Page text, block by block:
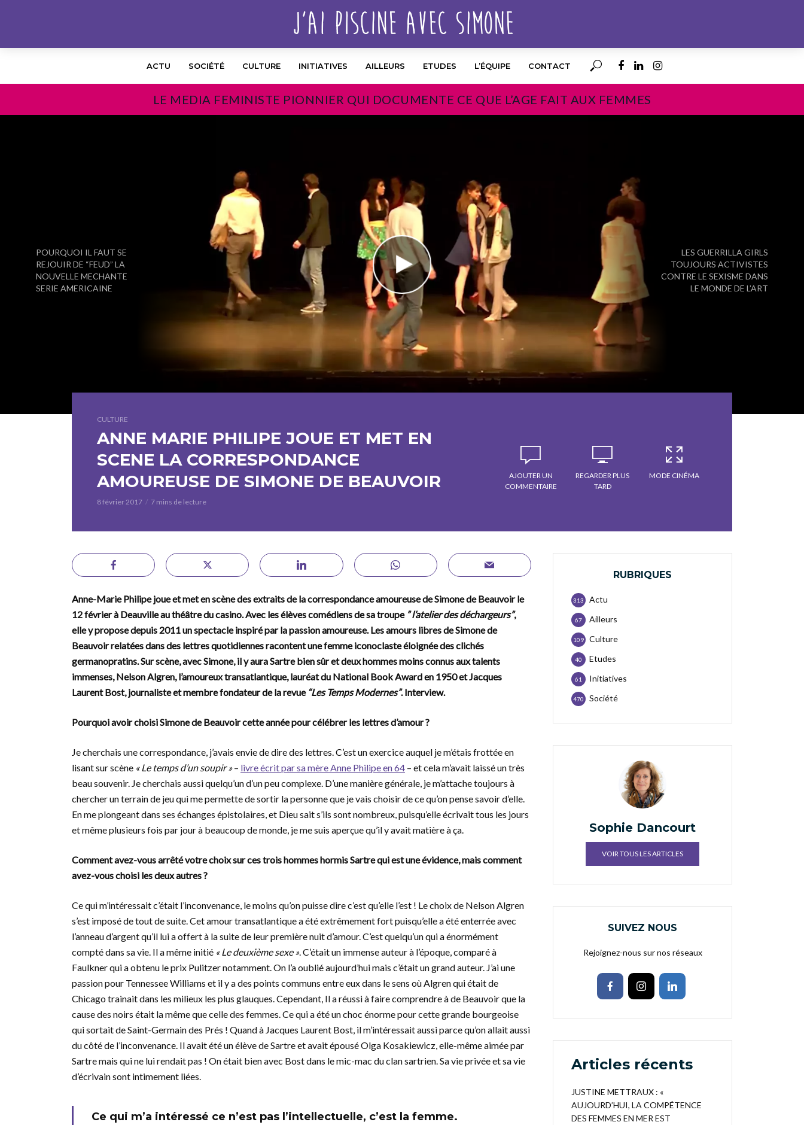
ACTU SOCIÉTÉ CULTURE INITIATIVES AILLEURS ETUDES L’ÉQUIPE CONTACT
LE MEDIA FEMINISTE PIONNIER QUI DOCUMENTE CE QUE L’AGE FAIT AUX FEMMES
POURQUOI IL FAUT SE
REJOUIR DE “FEUD” LA
NOUVELLE MECHANTE
SERIE AMERICAINE
LES GUERRILLA GIRLS
TOUJOURS ACTIVISTES
CONTRE LE SEXISME DANS
LE MONDE DE L’ART
CULTURE
ANNE MARIE PHILIPE JOUE ET MET EN
SCENE LA CORRESPONDANCE
AMOUREUSE DE SIMONE DE BEAUVOIR
8 février 2017 7 mins de lecture
AJOUTER UN
COMMENTAIRE
REGARDER PLUS
TARD
MODE CINÉMA
Anne-Marie Philipe joue et met en scène des extraits de la correspondance amoureuse de Simone de Beauvoir le
12 février à Deauville au théâtre du casino. Avec les élèves comédiens de sa troupe ” l’atelier des déchargeurs”,
elle y propose depuis 2011 un spectacle inspiré par la passion amoureuse. Les amours libres de Simone de
Beauvoir relatées dans des lettres quotidiennes racontent une femme iconoclaste éloignée des clichés
germanopratins. Sur scène, avec Simone, il y aura Sartre bien sûr et deux hommes moins connus aux talents
immenses, Nelson Algren, l’amoureux transatlantique, lauréat du National Book Award en 1950 et Jacques
Laurent Bost, journaliste et membre fondateur de la revue “Les Temps Modernes”. Interview.
Pourquoi avoir choisi Simone de Beauvoir cette année pour célébrer les lettres d’amour ?
Je cherchais une correspondance, j’avais envie de dire des lettres. C’est un exercice auquel je m’étais frottée en
lisant sur scène « Le temps d’un soupir »– livre écrit par sa mère Anne Philipe en 64 – et cela m’avait laissé un très
beau souvenir. Je cherchais aussi quelqu’un d’un peu complexe. D’une manière générale, je m’attache toujours à
chercher un terrain de jeu qui me permette de sortir la personne que je vais choisir de ce qu’on pense savoir d’elle.
En me plongeant dans ses échanges épistolaires, et Dieu sait s’ils sont nombreux, puisqu’elle écrivait tous les jours
et même plusieurs fois par jour à beaucoup de monde, je me suis aperçue qu’il y avait matière à ça.
Comment avez-vous arrêté votre choix sur ces trois hommes hormis Sartre qui est une évidence, mais comment
avez-vous choisi les deux autres ?
Ce qui m’intéressait c’était l’inconvenance, le moins qu’on puisse dire c’est qu’elle l’est ! Le choix de Nelson Algren
s’est imposé de tout de suite. Cet amour transatlantique a été extrêmement fort puisqu’elle a été enterrée avec
l’anneau d’argent qu’il lui a offert à la suite de leur première nuit d’amour. C’est quelqu’un qui a énormément
compté dans sa vie. Il a même initié « Le deuxième sexe ». C’était un immense auteur à l’époque, comparé à
Faulkner qui a obtenu le prix Pulitzer notamment. On l’a oublié aujourd’hui mais c’était un grand auteur. J’ai une
passion pour Tennessee Williams et il y a des points communs entre eux dans le sens où Algren qui était de
Chicago trainait dans les milieux les plus glauques. Cependant, Il a réussi à faire comprendre à de Beauvoir que la
cause des noirs était la même que celle des femmes. Ce qui a été un choc énorme pour cette grande bourgeoise
qui sortait de Saint-Germain des Prés ! Quand à Jacques Laurent Bost, il m’intéressait aussi parce qu’on allait aussi
du côté de l’inconvenance. Il avait été un élève de Sartre et avait épousé Olga Kosakiewicz, elle-même aimée par
Sartre mais qui ne lui rendait pas ! On était bien avec Bost dans le mic-mac du clan sartrien. Sa vie privée et sa vie
d’écrivain sont intimement liées.
Ce qui m’a intéressé ce n’est pas l’intellectuelle, c’est la femme.
RUBRIQUES
Actu
313
Ailleurs
67
Culture
109
Etudes
40
Initiatives
61
Société
470
Sophie Dancourt
VOIR TOUS LES ARTICLES
SUIVEZ NOUS
Rejoignez-nous sur nos réseaux
Articles récents
JUSTINE METTRAUX : «
AUJOURD’HUI, LA COMPÉTENCE
DES FEMMES EN MER EST